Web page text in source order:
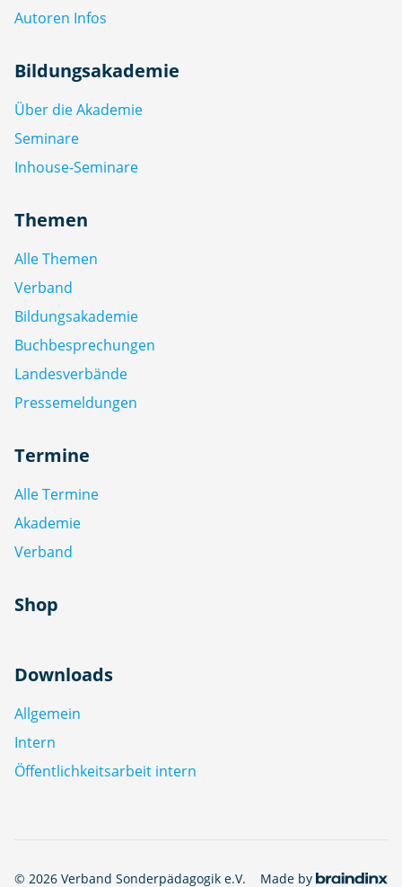
Autoren Infos
Bildungsakademie
Über die Akademie
Seminare
Inhouse-Seminare
Themen
Alle Themen
Verband
Bildungsakademie
Buchbesprechungen
Landesverbände
Pressemeldungen
Termine
Alle Termine
Akademie
Verband
Shop
Downloads
Allgemein
Intern
Öffentlichkeitsarbeit intern
© 2026 Verband Sonderpädagogik e.V. Made by